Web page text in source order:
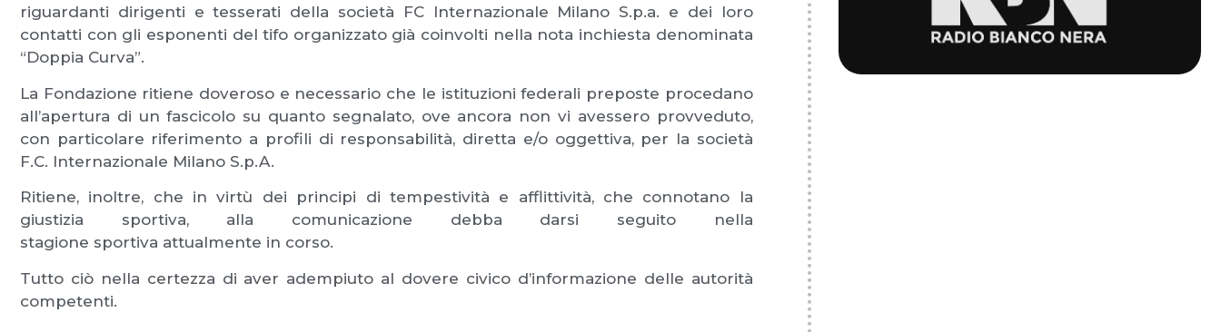
riguardanti dirigenti e tesserati della società FC Internazionale Milano S.p.a. e dei loro
contatti con gli esponenti del tifo organizzato già coinvolti nella nota inchiesta denominata
“Doppia Curva”.
La Fondazione ritiene doveroso e necessario che le istituzioni federali preposte procedano
all’apertura di un fascicolo su quanto segnalato, ove ancora non vi avessero provveduto,
con particolare riferimento a profili di responsabilità, diretta e/o oggettiva, per la società
F.C. Internazionale Milano S.p.A.
Ritiene, inoltre, che in virtù dei principi di tempestività e afflittività, che connotano la
giustizia sportiva, alla comunicazione debba darsi seguito nella
stagione sportiva attualmente in corso.
Tutto ciò nella certezza di aver adempiuto al dovere civico d’informazione delle autorità
competenti.